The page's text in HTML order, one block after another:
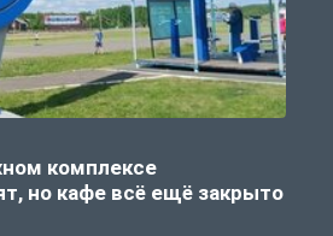
комплексе
но кафе всё ещё закрыто